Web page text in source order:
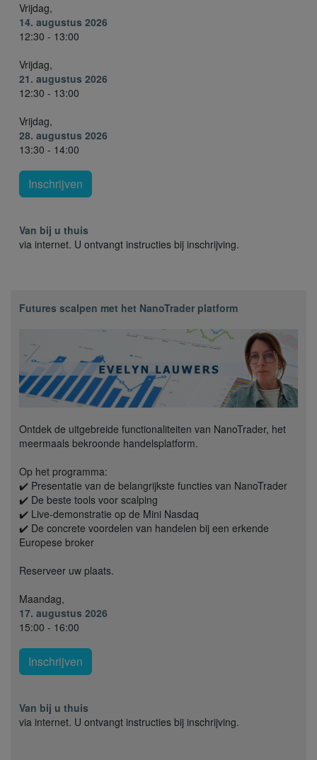
Vrijdag,
14. augustus 2026
12:30 - 13:00
Vrijdag,
21. augustus 2026
12:30 - 13:00
Vrijdag,
28. augustus 2026
13:30 - 14:00
Inschrijven
Van bij u thuis
via internet. U ontvangt instructies bij inschrijving.
Futures scalpen met het NanoTrader platform
Ontdek de uitgebreide functionaliteiten van NanoTrader, het
meermaals bekroonde handelsplatform.
Op het programma:
✔️ Presentatie van de belangrijkste functies van NanoTrader
✔️ De beste tools voor scalping
✔️ Live-demonstratie op de Mini Nasdaq
✔️ De concrete voordelen van handelen bij een erkende
Europese broker
Reserveer uw plaats.
Maandag,
17. augustus 2026
15:00 - 16:00
Inschrijven
Van bij u thuis
via internet. U ontvangt instructies bij inschrijving.